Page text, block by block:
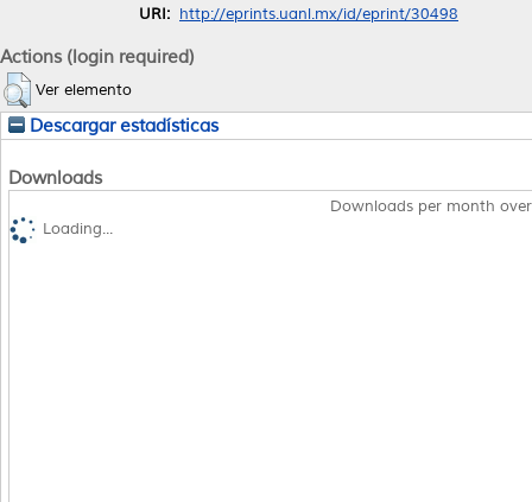
URI: http://eprints.uanl.mx/id/eprint/30498
Actions (login required)
Ver elemento
Descargar estadísticas
Downloads
Downloads per month
Loading...